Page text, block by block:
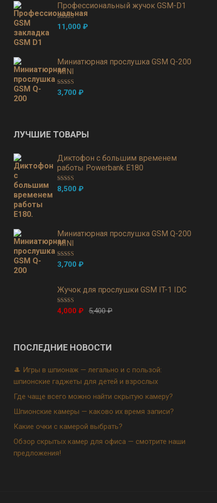
Профессиональный жучок GSM-D1
Оценка5.00
из 5
11,000₽
Миниатюрная прослушка GSM Q-200
MINI
Оценка 5.00
из 5
3,700₽
ЛУЧШИЕ ТОВАРЫ
Диктофон с большим временем
работы Powerbank E180
Оценка 5.00
из 5
8,500₽
Миниатюрная прослушка GSM Q-200
MINI
Оценка 5.00
из 5
3,700₽
Жучок для прослушки GSM IT-1 IDC
Оценка 5.00
из 5 5,400₽
4,000₽
ПОСЛЕДНИЕ НОВОСТИ
🎩 Игры в шпионаж — легально и с пользой:
шпионские гаджеты для детей и взрослых
Где чаще всего можно найти скрытую камеру?
Шпионские камеры — каково их время записи?
Какие очки с камерой выбрать?
Обзор скрытых камер для офиса — смотрите наши
предложения!